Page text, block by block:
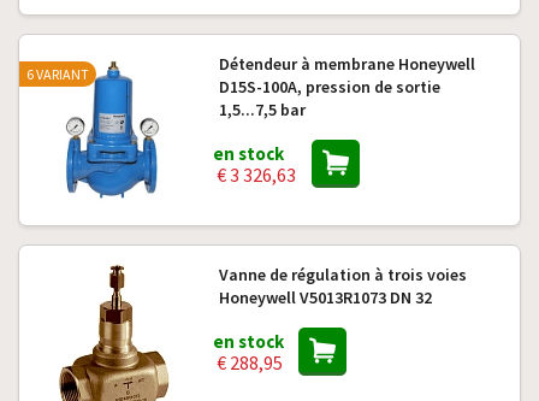
Détendeur à membrane Honeywell
D15S-100A, pression de sortie
1,5...7,5 bar
en stock
€ 3 326,63
6 VARIANT
Vanne de régulation à trois voies
Honeywell V5013R1073 DN 32
en stock
€ 288,95